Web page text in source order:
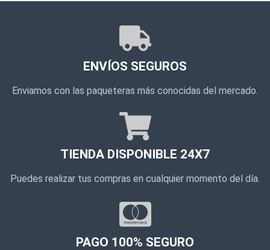
ENVÍOS SEGUROS
Enviamos con las paqueteras más conocidas del mercado.
TIENDA DISPONIBLE 24X7
Puedes realizar tus compras en cualquier momento del día.
PAGO 100% SEGURO